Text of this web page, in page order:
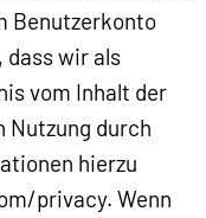
Benutzerkonto
dass wir als
vom Inhalt der
Nutzung durch
hierzu
privacy. Wenn